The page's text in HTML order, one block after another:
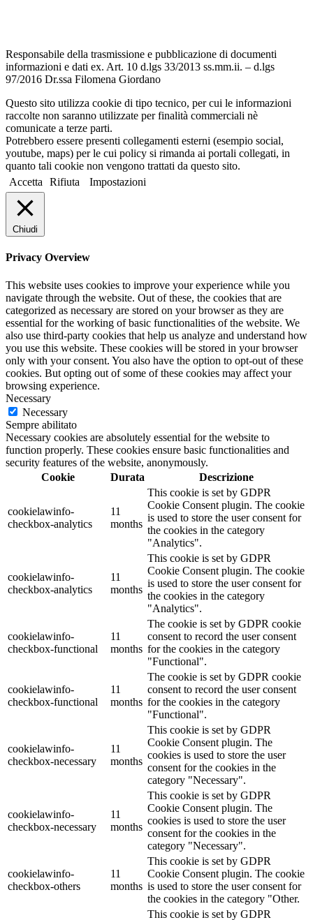
Responsabile della trasmissione e pubblicazione di documenti
informazioni e dati ex. Art. 10 d.lgs 33/2013 ss.mm.ii. – d.lgs
97/2016 Dr.ssa Filomena Giordano
Questo sito utilizza cookie di tipo tecnico, per cui le informazioni
raccolte non saranno utilizzate per finalità commerciali nè
comunicate a terze parti.
Potrebbero essere presenti collegamenti esterni (esempio social,
youtube, maps) per le cui policy si rimanda ai portali collegati, in
quanto tali cookie non vengono trattati da questo sito.
Accetta
Rifiuta Impostazioni
Chiudi
Privacy Overview
This website uses cookies to improve your experience while you
navigate through the website. Out of these, the cookies that are
categorized as necessary are stored on your browser as they are
essential for the working of basic functionalities of the website. We
also use third-party cookies that help us analyze and understand how
you use this website. These cookies will be stored in your browser
only with your consent. You also have the option to opt-out of these
cookies. But opting out of some of these cookies may affect your
browsing experience.
Necessary
Necessary
Sempre abilitato
Necessary cookies are absolutely essential for the website to
function properly. These cookies ensure basic functionalities and
security features of the website, anonymously.
Cookie
Durata Descrizione
cookielawinfo-
checkbox-analytics
11
months
This cookie is set by GDPR
Cookie Consent plugin. The cookie
is used to store the user consent for
the cookies in the category
"Analytics".
cookielawinfo-
checkbox-analytics
11
months
This cookie is set by GDPR
Cookie Consent plugin. The cookie
is used to store the user consent for
the cookies in the category
"Analytics".
cookielawinfo-
checkbox-functional
11
months
The cookie is set by GDPR cookie
consent to record the user consent
for the cookies in the category
"Functional".
cookielawinfo-
checkbox-functional
11
months
The cookie is set by GDPR cookie
consent to record the user consent
for the cookies in the category
"Functional".
cookielawinfo-
checkbox-necessary
11
months
This cookie is set by GDPR
Cookie Consent plugin. The
cookies is used to store the user
consent for the cookies in the
category "Necessary".
cookielawinfo-
checkbox-necessary
11
months
This cookie is set by GDPR
Cookie Consent plugin. The
cookies is used to store the user
consent for the cookies in the
category "Necessary".
cookielawinfo-
checkbox-others
11
months
This cookie is set by GDPR
Cookie Consent plugin. The cookie
is used to store the user consent for
the cookies in the category "Other.
This cookie is set by GDPR